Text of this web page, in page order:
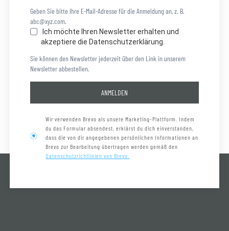
Geben Sie bitte Ihre E-Mail-Adresse für die Anmeldung an, z. B.
abc@xyz.com.
Ich möchte Ihren Newsletter erhalten und
akzeptiere die Datenschutzerklärung.
Sie können den Newsletter jederzeit über den Link in unserem
Newsletter abbestellen.
ANMELDEN
Wir verwenden Brevo als unsere Marketing-Plattform. Indem
du das Formular absendest, erklärst du dich einverstanden,
dass die von dir angegebenen persönlichen Informationen an
Brevo zur Bearbeitung übertragen werden gemäß den
Datenschutzrichtlinien von Brevo.